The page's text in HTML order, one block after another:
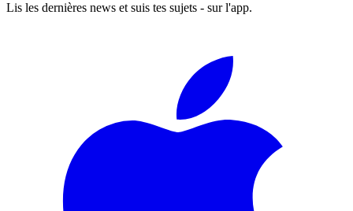
Lis les dernières news et suis tes sujets - sur l'app.